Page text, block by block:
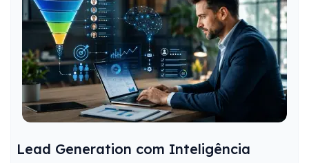
Lead Generation com Inteligência